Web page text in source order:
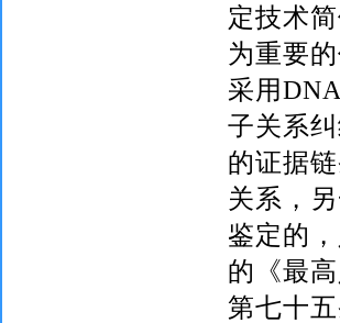
定技术
为重要
采用DNA
子关系
的证据
关系，
鉴定的
的《最
第七十